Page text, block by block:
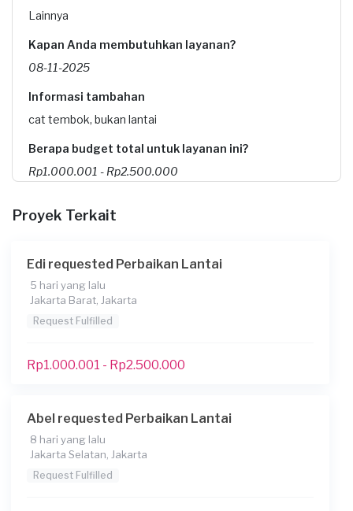
Lainnya
Kapan Anda membutuhkan layanan?
08-11-2025
Informasi tambahan
cat tembok, bukan lantai
Berapa budget total untuk layanan ini?
Rp1.000.001 - Rp2.500.000
Konsumen ini menggunakan
Proyek Terkait
Edi requested Perbaikan Lantai
5 hari yang lalu
Jakarta Barat, Jakarta
Request Fulfilled
Rp1.000.001 - Rp2.500.000
Abel requested Perbaikan Lantai
8 hari yang lalu
Jakarta Selatan, Jakarta
Request Fulfilled